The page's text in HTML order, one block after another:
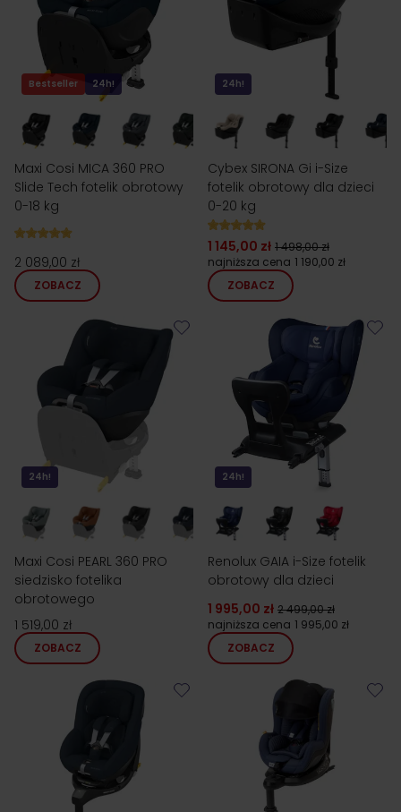
Bestseller 24h!
Maxi Cosi MICA 360 PRO
Slide Tech fotelik obrotowy
0-18 kg
2 089,00 zł
ZOBACZ
24h!
Cybex SIRONA Gi i-Size
fotelik obrotowy dla dzieci
0-20 kg
1 145,00 zł 1 498,00 zł
najniższa cena 1 190,00 zł
ZOBACZ
24h!
Maxi Cosi PEARL 360 PRO
siedzisko fotelika
obrotowego
1 519,00 zł
ZOBACZ
24h!
Renolux GAIA i-Size fotelik
obrotowy dla dzieci
1 995,00 zł 2 499,00 zł
najniższa cena 1 995,00 zł
ZOBACZ